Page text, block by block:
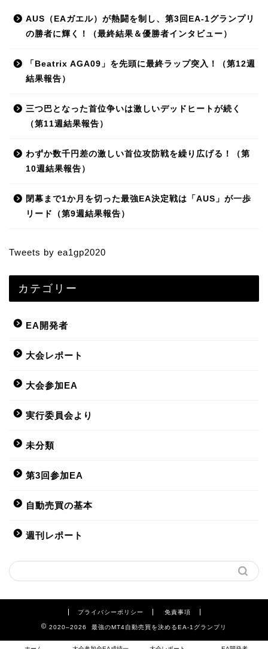
AUS（EAガエル）が熱闘を制し、第3回EA-1グランプリ
の勝者に輝く！（最終結果＆優勝者インタビュー）
「Beatrix AGA09」を先頭に最終ラップ突入！（第12週
結果報告）
三つ巴となった首位争いは激しいデッドヒートが続く
（第11週結果報告）
わずか数千円差の激しい首位攻防戦を繰り広げる！（第
10週結果報告）
閉幕まで1か月を切った最強EA決定戦は「AUS」が一歩
リード（第9週結果報告）
Tweets by ea1gp2020
カテゴリー
EA開発者
大会レポート
大会参加EA
実行委員会より
未分類
第3回参加EA
自動売買の基本
週刊レポート
プライバシーポリシー 免責事項
2020–2026 最強のMT4自動売買を決めるEA-1グランプリ